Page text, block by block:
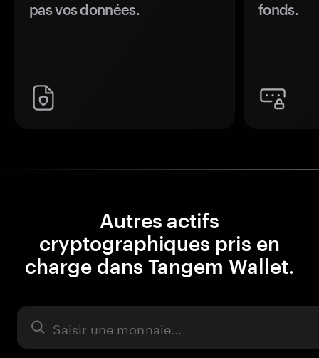
pas vos données.
fonds.
Autres actifs
cryptographiques pris en
charge dans Tangem Wallet.
Actifs